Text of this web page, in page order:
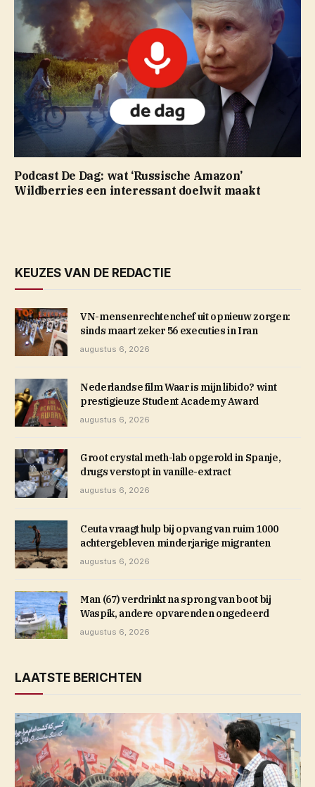
Podcast De Dag: wat ‘Russische Amazon’
Wildberries een interessant doelwit maakt
KEUZES VAN DE REDACTIE
VN-mensenrechtenchef uit opnieuw zorgen:
sinds maart zeker 56 executies in Iran
augustus 6, 2026
Nederlandse film Waar is mijn libido? wint
prestigieuze Student Academy Award
augustus 6, 2026
Groot crystal meth-lab opgerold in Spanje,
drugs verstopt in vanille-extract
augustus 6, 2026
Ceuta vraagt hulp bij opvang van ruim 1000
achtergebleven minderjarige migranten
augustus 6, 2026
Man (67) verdrinkt na sprong van boot bij
Waspik, andere opvarenden ongedeerd
augustus 6, 2026
LAATSTE BERICHTEN